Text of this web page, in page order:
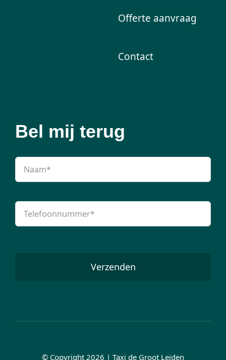
Offerte aanvraag
Contact
Bel mij terug
Verzenden
© Copyright 2026 | Taxi de Groot Leiden